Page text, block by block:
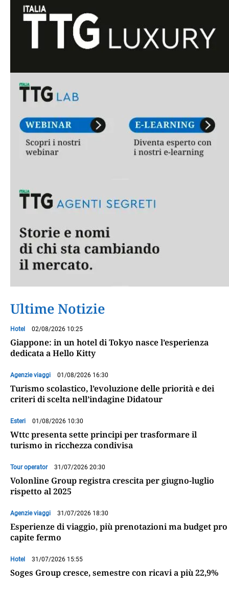
Ultime Notizie
Hotel 02/08/2026 10:25
Giappone: in un hotel di Tokyo nasce l’esperienza
dedicata a Hello Kitty
Agenzie viaggi 01/08/2026 16:30
Turismo scolastico, l’evoluzione delle priorità e dei
criteri di scelta nell’indagine Didatour
Esteri 01/08/2026 10:30
Wttc presenta sette principi per trasformare il
turismo in ricchezza condivisa
Tour operator 31/07/2026 20:30
Volonline Group registra crescita per giugno-luglio
rispetto al 2025
Agenzie viaggi 31/07/2026 18:30
Esperienze di viaggio, più prenotazioni ma budget pro
capite fermo
Hotel 31/07/2026 15:55
Soges Group cresce, semestre con ricavi a più 22,9%